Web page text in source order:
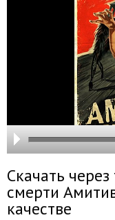
Скачать
смерти
качестве